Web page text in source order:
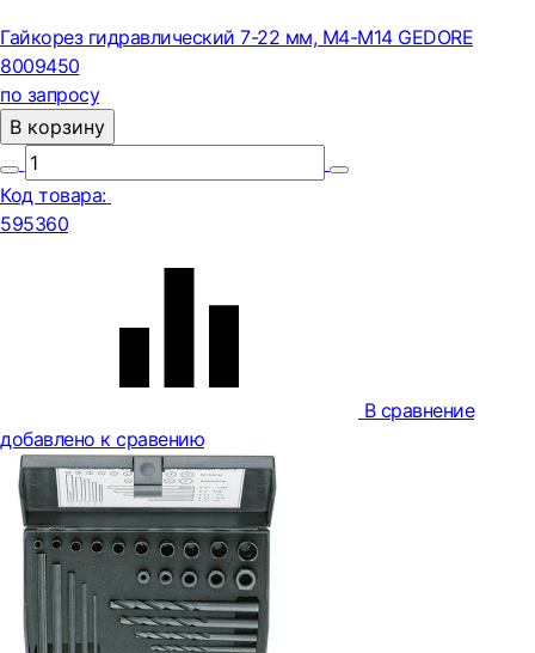
Гайкорез гидравлический 7-22 мм, M4-M14 GEDORE
8009450
по запросу
В корзину
Код товара:
595360
В сравнение
добавлено к сравению